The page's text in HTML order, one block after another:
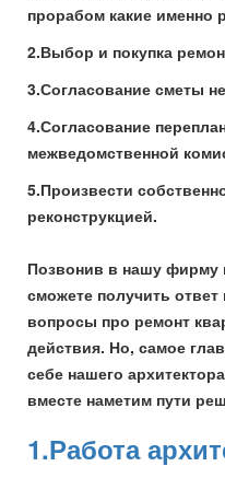
прорабом какие именно
2.Выбор и покупка
3.Согласование сметы
4.Согласование
межведомственной
5.Произвести
реконструкцией.
Позвонив в нашу фирму
сможете получить
вопросы про ремонт
действия. Но, самое
себе нашего
вместе наметим пути
1.Работа